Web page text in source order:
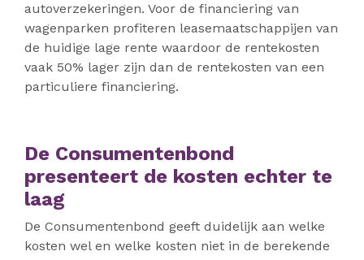
autoverzekeringen. Voor de financiering van
wagenparken profiteren leasemaatschappijen van
de huidige lage rente waardoor de rentekosten
vaak 50% lager zijn dan de rentekosten van een
particuliere financiering.
De Consumentenbond
presenteert de kosten echter te
laag
De Consumentenbond geeft duidelijk aan welke
kosten wel en welke kosten niet in de berekende